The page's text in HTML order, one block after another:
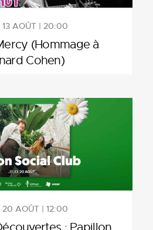
13 AOÛT | 20:00
(Hommage à
Cohen)
20 AOÛT | 12:00